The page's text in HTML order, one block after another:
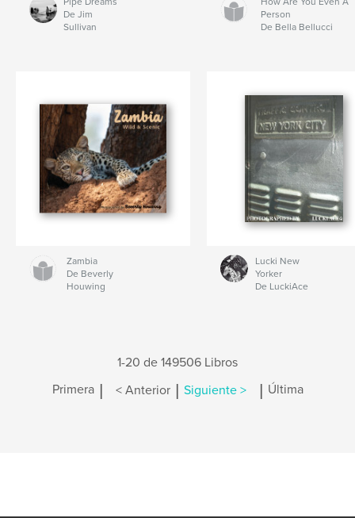
De Jim
Sullivan
Person
De Bella Bellucci
Zambia
De Beverly
Houwing
Lucki New
Yorker
De LuckiAce
1-20 de 149506 Libros
Primera | < Anterior | Siguiente > | Última